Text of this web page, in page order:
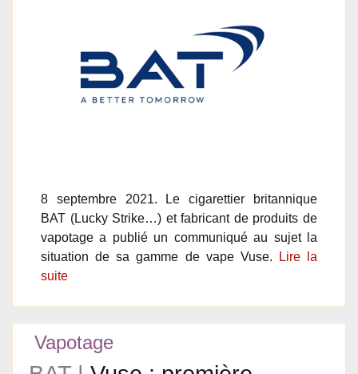
8 septembre 2021. Le cigarettier britannique
BAT (Lucky Strike…) et fabricant de produits de
vapotage a publié un communiqué au sujet la
situation de sa gamme de vape Vuse.
Lire la
suite
Vapotage